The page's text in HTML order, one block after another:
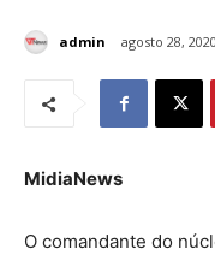
admin agosto 28, 2020
MidiaNews
O comandante do